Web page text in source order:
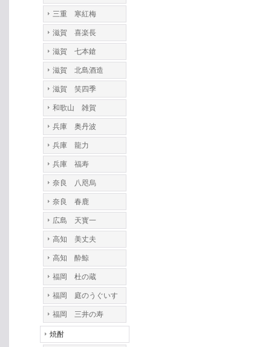
三重 寒紅梅
滋賀 喜楽長
滋賀 七本鎗
滋賀 北島酒造
滋賀 笑四季
和歌山 雑賀
兵庫 奥丹波
兵庫 龍力
兵庫 福寿
奈良 八咫烏
奈良 春鹿
広島 天寳一
高知 美丈夫
高知 酔鯨
福岡 杜の蔵
福岡 庭のうぐいす
福岡 三井の寿
焼酎